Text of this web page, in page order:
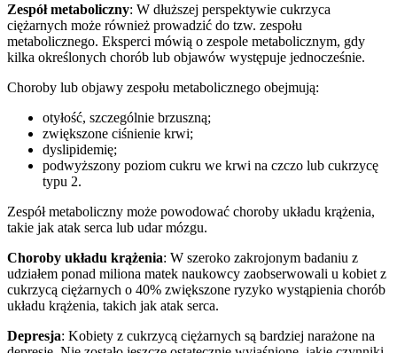
Zespół metaboliczny: W dłuższej perspektywie cukrzyca
ciężarnych może również prowadzić do tzw. zespołu
metabolicznego. Eksperci mówią o zespole metabolicznym, gdy
kilka określonych chorób lub objawów występuje jednocześnie.
Choroby lub objawy zespołu metabolicznego obejmują:
otyłość, szczególnie brzuszną;
zwiększone ciśnienie krwi;
dyslipidemię;
podwyższony poziom cukru we krwi na czczo lub cukrzycę
typu 2.
Zespół metaboliczny może powodować choroby układu krążenia,
takie jak atak serca lub udar mózgu.
Choroby układu krążenia: W szeroko zakrojonym badaniu z
udziałem ponad miliona matek naukowcy zaobserwowali u kobiet z
cukrzycą ciężarnych o 40% zwiększone ryzyko wystąpienia chorób
układu krążenia, takich jak atak serca.
Depresja: Kobiety z cukrzycą ciężarnych są bardziej narażone na